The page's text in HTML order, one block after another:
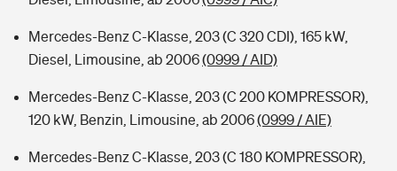
Mercedes-Benz C-Klasse, 203 (C 320 CDI), 165 kW,
Diesel, Limousine, ab 2006(0999 / AID)
Mercedes-Benz C-Klasse, 203 (C 200 KOMPRESSOR),
120 kW, Benzin, Limousine, ab 2006(0999 / AIE)
Mercedes-Benz C-Klasse, 203 (C 180 KOMPRESSOR),